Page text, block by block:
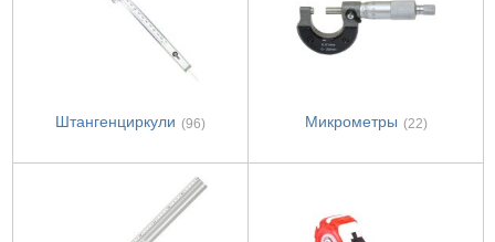
Штангенциркули (96) Микрометры (22)